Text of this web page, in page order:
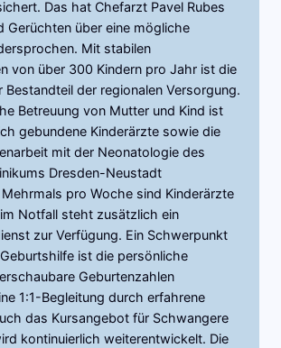
Das hat Chefarzt Pavel Rubes
Gerüchten über eine mögliche
Mit stabilen
von über 300 Kindern pro Jahr ist die
Bestandteil der regionalen Versorgung.
Betreuung von Mutter und Kind ist
gebundene Kinderärzte sowie die
mit der Neonatologie des
Dresden-Neustadt
pro Woche sind Kinderärzte
Notfall steht zusätzlich ein
zur Verfügung. Ein Schwerpunkt
ist die persönliche
Geburtenzahlen
1:1-Begleitung durch erfahrene
das Kursangebot für Schwangere
kontinuierlich weiterentwickelt. Die